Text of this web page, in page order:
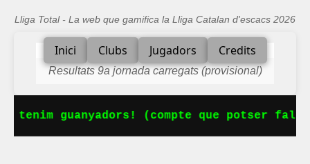
Lliga Total - La web que gamifica la Lliga Catalan d'escacs 2026
Inici Clubs Jugadors Credits
Resultats 9a jornada carregats (provisional)
tenim guanyadors! (compte que potser falta